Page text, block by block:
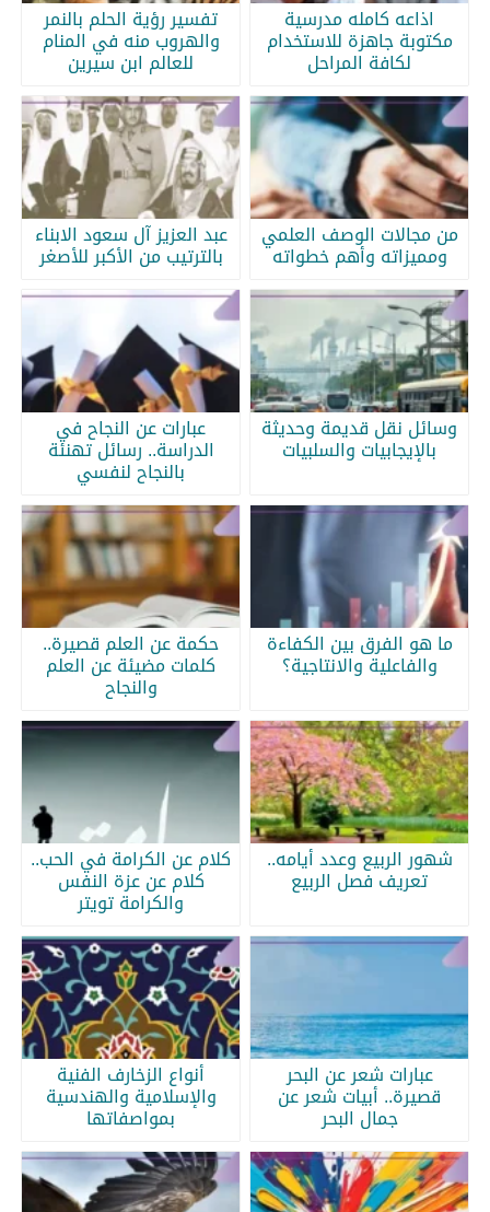
اذاعه كامله مدرسية
مكتوبة جاهزة للاستخدام
لكافة المراحل
تفسير رؤية الحلم بالنمر
والهروب منه في المنام
للعالم ابن سيرين
من مجالات الوصف العلمي
ومميزاته وأهم خطواته
عبد العزيز آل سعود الابناء
بالترتيب من الأكبر للأصغر
وسائل نقل قديمة وحديثة
بالإيجابيات والسلبيات
عبارات عن النجاح في
الدراسة.. رسائل تهنئة
بالنجاح لنفسي
ما هو الفرق بين الكفاءة
والفاعلية والانتاجية؟
حكمة عن العلم قصيرة..
كلمات مضيئة عن العلم
والنجاح
شهور الربيع وعدد أيامه..
تعريف فصل الربيع
كلام عن الكرامة في الحب..
كلام عن عزة النفس
والكرامة تويتر
عبارات شعر عن البحر
قصيرة.. أبيات شعر عن
جمال البحر
أنواع الزخارف الفنية
والإسلامية والهندسية
بمواصفاتها